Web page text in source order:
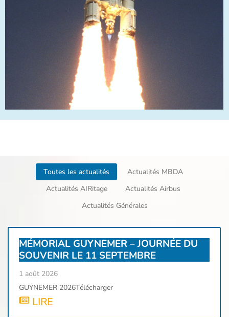
Toutes les actualités
Actualités MBDA
Actualités AIRitage
Actualités Airbus
Actualités Générales
MÉMORIAL GUYNEMER – JOURNÉE DU
SOUVENIR LE 11 SEPTEMBRE
1 août 2026
GUYNEMER 2026Télécharger
LIRE